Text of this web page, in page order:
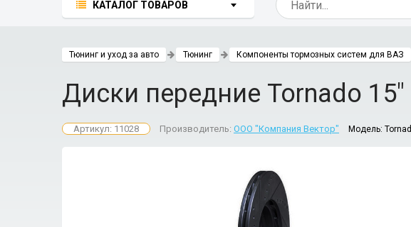
КАТАЛОГ ТОВАРОВ
Тюнинг и уход за авто Тюнинг Компоненты тормозных систем для ВАЗ
Диски передние Tornado
Артикул: 11028 Производитель: ООО "Компания Вектор" Модель: